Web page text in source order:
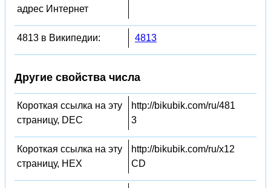
адрес Интернет
4813 в Википедии: 4813
Другие свойства числа
Короткая ссылка на эту
страницу, DEC
http://bikubik.com/ru/481
3
Короткая ссылка на эту
страницу, HEX
http://bikubik.com/ru/x12
CD